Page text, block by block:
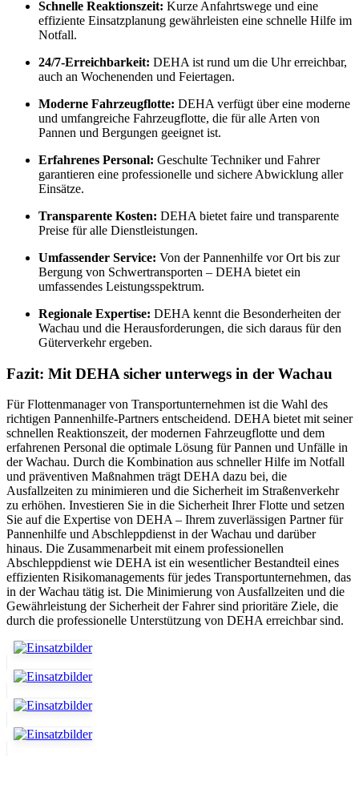
Schnelle Reaktionszeit: Kurze Anfahrtswege und eine
effiziente Einsatzplanung gewährleisten eine schnelle Hilfe im
Notfall.
24/7-Erreichbarkeit: DEHA ist rund um die Uhr erreichbar,
auch an Wochenenden und Feiertagen.
Moderne Fahrzeugflotte: DEHA verfügt über eine moderne
und umfangreiche Fahrzeugflotte, die für alle Arten von
Pannen und Bergungen geeignet ist.
Erfahrenes Personal: Geschulte Techniker und Fahrer
garantieren eine professionelle und sichere Abwicklung aller
Einsätze.
Transparente Kosten: DEHA bietet faire und transparente
Preise für alle Dienstleistungen.
Umfassender Service: Von der Pannenhilfe vor Ort bis zur
Bergung von Schwertransporten – DEHA bietet ein
umfassendes Leistungsspektrum.
Regionale Expertise: DEHA kennt die Besonderheiten der
Wachau und die Herausforderungen, die sich daraus für den
Güterverkehr ergeben.
Fazit: Mit DEHA sicher unterwegs in der Wachau
Für Flottenmanager von Transportunternehmen ist die Wahl des
richtigen Pannenhilfe-Partners entscheidend. DEHA bietet mit seiner
schnellen Reaktionszeit, der modernen Fahrzeugflotte und dem
erfahrenen Personal die optimale Lösung für Pannen und Unfälle in
der Wachau. Durch die Kombination aus schneller Hilfe im Notfall
und präventiven Maßnahmen trägt DEHA dazu bei, die
Ausfallzeiten zu minimieren und die Sicherheit im Straßenverkehr
zu erhöhen. Investieren Sie in die Sicherheit Ihrer Flotte und setzen
Sie auf die Expertise von DEHA – Ihrem zuverlässigen Partner für
Pannenhilfe und Abschleppdienst in der Wachau und darüber
hinaus. Die Zusammenarbeit mit einem professionellen
Abschleppdienst wie DEHA ist ein wesentlicher Bestandteil eines
effizienten Risikomanagements für jedes Transportunternehmen, das
in der Wachau tätig ist. Die Minimierung von Ausfallzeiten und die
Gewährleistung der Sicherheit der Fahrer sind prioritäre Ziele, die
durch die professionelle Unterstützung von DEHA erreichbar sind.